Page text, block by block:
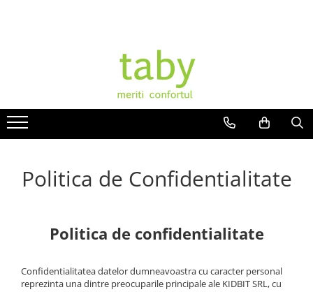
Pantofi casual confortabili
Papuci de casa
Sandale confortabile
Intretinere frumusete si sanatate
Fly Flot
Leon
Daco
Mark Konfort
Politica de Confidentialitate
Politica de confidentialitate
Confidentialitatea datelor dumneavoastra cu caracter personal
reprezinta una dintre preocuparile principale ale KIDBIT SRL, cu